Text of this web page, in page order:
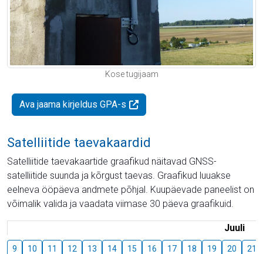
Kose tugijaam
Ava jaama kirjeldus GPA-s
Satelliitide taevakaardid
Satelliitide taevakaartide graafikud näitavad GNSS-
satelliitide suunda ja kõrgust taevas. Graafikud luuakse
eelneva ööpäeva andmete põhjal. Kuupäevade paneelist on
võimalik valida ja vaadata viimase 30 päeva graafikuid.
Juuli
9 10 11 12 13 14 15 16 17 18 19 20 21